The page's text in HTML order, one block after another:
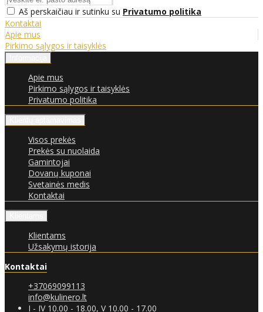
Aš perskaičiau ir sutinku su Privatumo politika
Kontaktai
Apie mus
Pirkimo sąlygos ir taisyklės
Apie mus
Pirkimo sąlygos ir taisyklės
Privatumo politika
Visos prekės
Prekės su nuolaida
Gamintojai
Dovanų kuponai
Svetainės medis
Kontaktai
Klientams
Užsakymų istorija
Kontaktai
+37069099113
info@kulinero.lt
I - IV 10.00 - 18.00, V 10.00 - 17.00